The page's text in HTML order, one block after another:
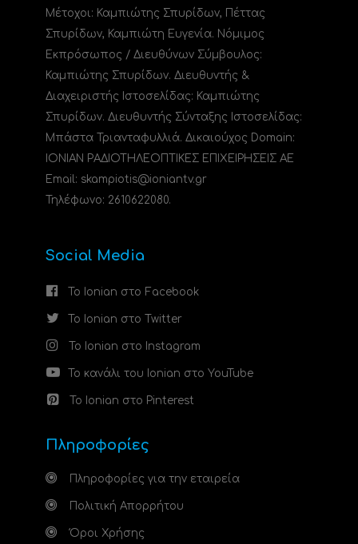
Μέτοχοι: Καμπιώτης Σπυρίδων, Πέττας
Σπυρίδων, Καμπιώτη Ευγενία. Νόμιμος
Εκπρόσωπος / Διευθύνων Σύμβουλος:
Καμπιώτης Σπυρίδων. Διευθυντής &
Διαχειριστής Ιστοσελίδας: Καμπιώτης
Σπυρίδων. Διευθυντής Σύνταξης Ιστοσελίδας:
Μπάστα Τριανταφυλλιά. Δικαιούχος Domain:
ΙΟΝΙΑΝ ΡΑΔΙΟΤΗΛΕΟΠΤΙΚΕΣ ΕΠΙΧΕΙΡΗΣΕΙΣ ΑΕ
Email: skampiotis@ioniantv.gr
Τηλέφωνο: 2610622080.
Social Media
Το Ionian στο Facebook
Το Ionian στο Twitter
Το Ionian στο Instagram
Το κανάλι του Ionian στο YouTube
Το Ionian στο Pinterest
Πληροφορίες
Πληροφορίες για την εταιρεία
Πολιτική Απορρήτου
Όροι Χρήσης